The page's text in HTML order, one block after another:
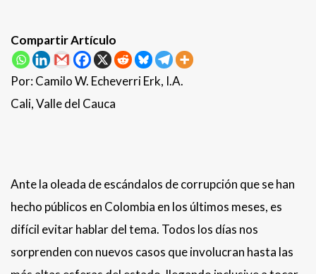
Compartir Artículo
Por: Camilo W. Echeverri Erk, I.A.
Cali, Valle del Cauca
Ante la oleada de escándalos de corrupción que se han
hecho públicos en Colombia en los últimos meses, es
difícil evitar hablar del tema. Todos los días nos
sorprenden con nuevos casos que involucran hasta las